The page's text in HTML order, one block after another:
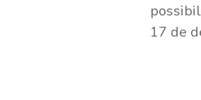
17 de